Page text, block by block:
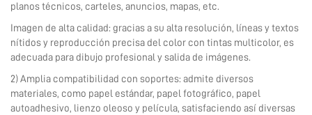
planos técnicos, carteles, anuncios, mapas, etc.
Imagen de alta calidad: gracias a su alta resolución, líneas y textos
nítidos y reproducción precisa del color con tintas multicolor, es
adecuada para dibujo profesional y salida de imágenes.
2) Amplia compatibilidad con soportes: admite diversos
materiales, como papel estándar, papel fotográfico, papel
autoadhesivo, lienzo oleoso y película, satisfaciendo así diversas